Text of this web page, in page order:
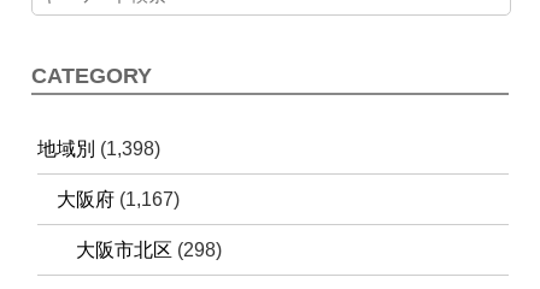
CATEGORY
地域別 (1,398)
大阪府 (1,167)
大阪市北区 (298)